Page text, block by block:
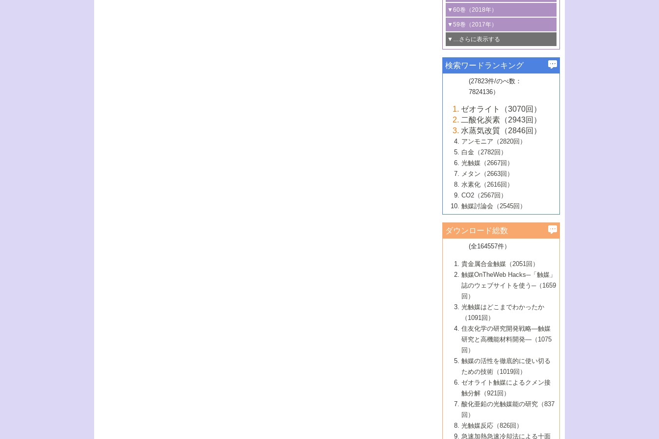
る非貴金属触媒の研究動向
5号 ゼオライトの合成と応用における研
究動向
6号 ヘテロ接合界面
B号 第135回触媒討論会（2025年）
線を利用した触媒解析技術の最先端
5号 単原子触媒
6号 参照触媒委員会からのお知らせ
B号 第133回触媒討論会（2023年）
4号 格子酸素・格子酸素欠陥を利用した
触媒反応
5号 生体触媒によるエネルギー変換反応
6号 窒素とリンの循環のための触媒・機
能性材料
3号 CO の排出削減および有効活用のた
めの触媒技術
4号 若手による情報発信企画～とびたて
若き触媒の研究者たち～（1）
若き触媒の研究者たち～（2）
6号 石油のノーブル・ユースを志向した
触媒技術
大学：オンライン・対面開催）
3号 特殊反応場を利用した触媒的分子変
換反応
4号 多孔質材料を用いた触媒の新展開
5号 情報学的手法を用いた触媒開発
6号 カーボンニュートラルに向けた電解
技術
B号 第127回触媒討論会（2021年・オン
ライン開催(Zoom)のみ）
タリゼーション
2号 機能化学品製造に資するクリーンな
触媒的酸化反応
3号 水処理のための触媒化学
4号 光触媒を用いた水分解の最新の研究
動向
5号 次世代の触媒プロセスを支えるマイ
6号 メタン転換技術の最新動向
B号 第125回触媒討論会（2020年・工学
院大学）
1号 物質移動制御に着目した触媒プロセ
ス開発
2号 CO2 フリー水素サプライチェーンに
関わる触媒開発動向
3号 精密高分子合成に関する最近の研究
動向
4号 バイオマス化成品製造のための触媒
5号 固体触媒による含窒素有機化合物変
換の最前線
6号 貴金属使用量低減に向けた自動車排
ガス浄化触媒の開発
B号 第123回触媒討論会（2019年・大阪
▼60巻（2018年）
1号 固体酸触媒の最新の研究動向
2号 二酸化炭素からの有用化学品合成
3号 ナノ粒子・クラスター触媒の最前線
4号 60周年記念企画
5号 進化するゼオライト合成技術
6号 非貴金属系触媒における電気化学的
B号 第121回触媒討論会（2018年・東京
大学）
▼59巻（2017年）
1号 いたるところに，触媒
最先端技術
3号 無機分離膜材料の開発と触媒反応プ
ロセスへの適用
5号 水素のふるまいを解き明かす最先端
研究
6号 低級アルカンの有効利用のための触
媒技術
B号 第119回触媒討論会（2017年・首都
大学東京）
▼…さらに表示する
1号 ユニークな構造の高分子を生み出す触
2号 リグニンからの化成品製造に向けた触
媒技術
3号 触媒研究の最先端～とびたて若き研究
者たち～（1）
4号 触媒研究の最先端～とびたて若き研究
者たち～（2）
5号 触媒研究の最先端～とびたて若き研究
者たち～（3）
6号 イオニクス材料と燃料電池・電解合成
の最新の研究動向
B号 第117回触媒討論会（2016年・大阪府
立大学）
▼57巻（2015年）
1号 水素キャリアにかかわる触媒技術の新
2号 石油精製用触媒の最近の進展
3号 固体酸化物形燃料電池（SOFC）におけ
るアノード触媒上での燃料直接改質技術
4号 コアシェル構造の制御による触媒機能
5号 工業触媒およびその周辺技術の最近の
進歩
6号 ナノシート
B号 第115回触媒討論会（2015年・成蹊大
▼56巻（2014年）
2号 光触媒反応機構に関する最新の研究動
向
開発動向
4号 人工光合成に向けた近年のアプローチ
5号 未利用熱エネルギーの有効活用に貢献
する触媒技術
6号 ポリオキソメタレート
B号 第113回触媒討論会（2014年・ロワジ
ールホテル豊橋）
1号 高耐久性燃料電池システム用触媒にお
ける新展開
2号 リビングラジカル重合の最近の動向
3号 天然ガスの化学工業的展開に関する触
媒技術
4号 貴金属触媒の精密構造制御とその活用
5号 バイオマス化成品製造のための固体触
6号 ナノ空間─吸着状態解析から新機能開拓
B号 第111回触媒討論会（2013年・関西大
▼54巻（2012年）
1号 規則性多孔体の利用技術における最近
の進歩
2号 第109回触媒討論会
3号 貴金属低減技術の最新動向
4号 貴金属代替技術の最新動向
5号 光触媒による物質変換反応の新展開
6号 グラフェン
7号 水素を利用する化成品合成の新潮流
▼53巻（2011年）
1号 金属学から見る合金触媒の新展開
2号 第107回触媒討論会
3号 触媒のその場観察法の進歩（１）
4号 触媒のその場観察法の進歩（２）
5号 不活性結合の触媒的活性化による有機
合成
6号 新しい固体酸触媒技術
7号 ゼオライト合成における最近の進歩
▼52巻（2010年）
1号 触媒の劣化対策と長寿命触媒開発
2号 第105回触媒討論会
3号 ナノ構造が拓く新機能
4号 活性サイトおよびその環境の精密な設
計による触媒の高機能化
5号 触媒を有効に使うための技術
7号 有機分子触媒による精密有機合成
8号 高機能化ポリオレフィンに向けた重合
触媒の最近の進展
1号 炭素材料－熱い注目を集める材料－
2号 第103回触媒討論会
3号 環境浄化用光触媒の現状と課題
4号 水素社会の実現に向けた水素製造・貯
蔵技術の進歩
5号 CO2が関わる触媒・材料
7号 持続可能社会実現のための触媒および
触媒関連技術
▼50巻（2008年）
1号 触媒化学と学会のこの10年，半世紀，
そして未来
2号 第101回触媒討論会
4号 錯体を利用したユニークな表面構造の
構築と機能
5号 若手会員による触媒研究の未来展望1：
企業編
6号 第102回触媒討論会
7号 触媒・化学反応における計算化学の進
8号 若手研究者による触媒研究の未来展望
2：大学・研究所編
▼49巻（2007年）
1号 含フッ素化合物の合成と触媒
2号 第99回触媒討論会
3号 実用的ファインケミカル合成プロセス
を実現する触媒
5号 こんな物質，あんな物質―新たな触媒
の可能性―
7号 『結晶の化学』を活かした触媒研究
8号 イオン液体の応用
▼48巻（2006年）
1号 固体酸触媒の最近の進歩
2号 第97回触媒討論会
3号 リビング重合触媒の最近の展開
5号 水素製造・貯蔵のための触媒技術の新
しい展開
6号 第98回触媒討論会
7号 基礎化学品製造の触媒技術
8号 多機能型リアクター
1号 最近の触媒担体とその効果
2号 第95回触媒討論会
4号 水分解用光触媒材料
5号 時間分解分光の進歩と応用
6号 第96回触媒討論会
8号 超臨界流体を用いた化学プロセスの新
▼46巻（2004年）
1号 部分酸化反応触媒の最前線
2号 第93回触媒討論会
3号 特殊エネルギー場の触媒反応
4号 生体内における金属の触媒作用
5号 ファインケミカルズの展開に寄与する
6号 第94回触媒討論会
7号 サブナノレベルでみた新しい表面現象
8号 オレフィン重合触媒の新たな展
▼45巻（2003年）
1号 なぜこの触媒が良いのか？
2号 第91回触媒討論会
3号 最近の自動車排ガス処理技術
4号 触媒研究の現状と将来─第90回触媒討論
5号 基礎化学品製造の触媒技術
6号 第92回触媒討論会
7号 基礎化学品製造の触媒技術
8号 資源の循環と触媒技術
▼44巻（2002年）
1号 高次制御された触媒の化学
2号 第89回触媒討論会
3号 触媒を利用した電気化学の新展開
4号 ナノ材料の調製と機能化
5号 こんな触媒が欲しい
6号 第90回触媒討論会
7号 触媒研究と学術雑誌/情報
8号 若い世代からみた触媒化学の現状と未
▼43巻（2001年）
1号 グリーンケミストリーと触媒
2号 第87回触媒討論会特集号
3号 生体触媒とバイオプロセス
4号 水素製造・利用の触媒化学
5号 触媒研究における新しい切り口：コン
ビナトリアルケミストリー
6号 第88回触媒討論会特集号
7号 企業における触媒研究のブレークスル
8号 この材料を触媒として使ってみません
▼42巻（2000年）
1号 触媒反応工学の明日を拓く
2号 第85回触媒討論会
3号 反応ダイナミクス
5号 触媒のおもしろさをどのように伝える
6号 第86回触媒討論会
7号 水素化精製触媒の新しい展開
8号 新しい反応性と機能性を目指した金属
クラスタ-化学
▼41巻（1999年）
1号 孔、穴、あな?-特異な空間とその利用-
2号 第83回触媒討論会
3号 均一系触媒反応最前線
4号 実用炭素材料の新展開
5号 研究の方法論を考える
7号 機能性金属材料と触媒
8号 触媒研究へのNMRの応用と展望
▼40巻（1998年）
進展と21世紀への提言/創立40周年記念・触
媒学会この10年の歩みとこれから/創立40周
2号 第81回触媒討論会
3号 計算機触媒化学へのさそい
4号 触媒劣化の制御と予測
5号 最新の実用プロセスと触媒
6号 第82回触媒討論会
1号 均一系と不均一系触媒反応-その特徴と
接点
2号 第79回触媒討論会
3号 最新NO除去触媒の実用化研究
4号 新しい反応場を目指した触媒調製
5号 反応・分離技術の新しい展開
6号 第80回触媒討論会
▼38巻（1996年）
1号 触媒の構造と触媒作用/C1化学を中心と
する21世紀への触媒
3号 オリンピックメダル:金・銀・銅はどん
な触媒作用を示すか
4号 触媒作用における機能の複合化
▼37巻（1995年）
1号 ファインケミカルズと固体触媒
2号 第75回触媒討論会
3号 希土類を利用した触媒
4号 触媒とリサイクル
5号 エネルギー変換触媒
▼36巻（1994年）
1号 電気化学と触媒
2号 第73回触媒討論会
3号 C4化学の展開
4号 《通常号》
▼35巻（1993年）
1号 工業触媒開発マニュアル―探索から工
業化まで
2号 第71回触媒討論会
▼34巻（1992年）
1号 インパクトを与えたこの研究
2号 第69回触媒討論会
▼33巻（1991年）
1号 触媒プロセス開発マニュアル―探索か
▼32巻（1990年）
検索ワードランキング
(27823件/のべ数：
7824136）
ゼオライト（3070回）
二酸化炭素（2943回）
水蒸気改質（2846回）
アンモニア（2820回）
白金（2782回）
光触媒（2667回）
メタン（2663回）
水素化（2616回）
CO2（2567回）
触媒討論会（2545回）
ダウンロード総数
(全164557件）
貴金属合金触媒（2051回）
触媒OnTheWeb Hacks─「触媒」
誌のウェブサイトを使う─（1659
回）
光触媒はどこまでわかったか
（1091回）
住友化学の研究開発戦略―触媒
研究と高機能材料開発―（1075
回）
触媒の活性を徹底的に使い切る
ための技術（1019回）
ゼオライト触媒によるクメン接
触分解（921回）
酸化亜鉛の光触媒能の研究（837
回）
光触媒反応（826回）
急速加熱急速冷却法による十面